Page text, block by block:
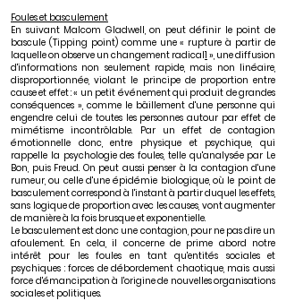
Foules et basculement
En suivant Malcom Gladwell, on peut définir le point de
bascule (Tipping point) comme une « rupture à partir de
laquelle on observe un changement radical1 », une diffusion
d'informations non seulement rapide, mais non linéaire,
disproportionnée, violant le principe de proportion entre
cause et effet : « un petit événement qui produit de grandes
conséquences », comme le bâillement d'une personne qui
engendre celui de toutes les personnes autour par effet de
mimétisme incontrôlable. Par un effet de contagion
émotionnelle donc, entre physique et psychique, qui
rappelle la psychologie des foules, telle qu'analysée par Le
Bon, puis Freud. On peut aussi penser à la contagion d'une
rumeur, ou celle d'une épidémie biologique, où le point de
basculement correspond à l'instant à partir duquel les effets,
sans logique de proportion avec les causes, vont augmenter
de manière à la fois brusque et exponentielle.
Le basculement est donc une contagion, pour ne pas dire un
afoulement. En cela, il concerne de prime abord notre
intérêt pour les foules en tant qu'entités sociales et
psychiques : forces de débordement chaotique, mais aussi
force d'émancipation à l'origine de nouvelles organisations
sociales et politiques.